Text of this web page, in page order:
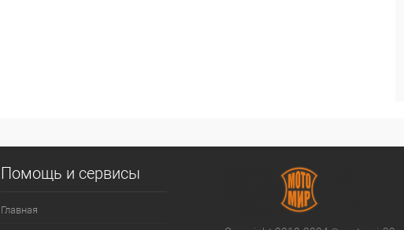
Помощь и сервисы
Главная